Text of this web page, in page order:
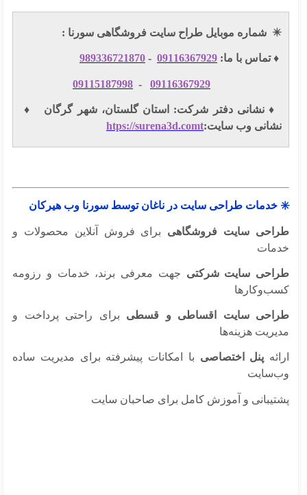
شماره موبایل طراح سایت فروشگاهی سورنا :
تماس با ما: 09116367929
-
989336721870
09116367929
-
09115187998
♦️ نشانی دفتر شرکت: استان گلستان، شهر گرگان ♦️
وب سایت:htps://surena3d.comt
طراحی سایت در ناغان توسط سورنا وب هیرکان
سایت فروشگاهیبرای فروش آنلاین محصولات و
سایت شرکتیجهت معرفی برند، خدمات و رزومه
سایت اقساطی و قسطیبرای راحتی پرداخت و
هزینه‌ها
پنل اختصاصیبا امکانات پیشرفته برای مدیریت ساده
و آموزش کامل برای صاحبان سایت